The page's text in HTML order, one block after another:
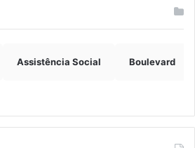
Assistência Social Boulevard